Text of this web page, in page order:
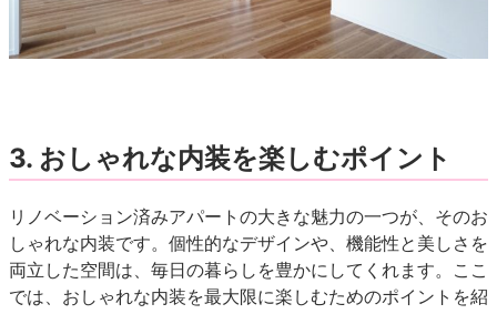
3. おしゃれな内装を楽しむポイント
リノベーション済みアパートの大きな魅力の一つが、そのお
しゃれな内装です。個性的なデザインや、機能性と美しさを
両立した空間は、毎日の暮らしを豊かにしてくれます。ここ
では、おしゃれな内装を最大限に楽しむためのポイントを紹